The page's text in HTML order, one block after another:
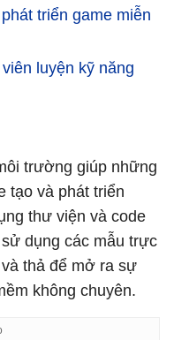
triển game miễn
luyện kỹ năng
trường giúp những
tạo và phát triển
thư viện và code
dụng các mẫu trực
thả để mở ra sự
không chuyên.